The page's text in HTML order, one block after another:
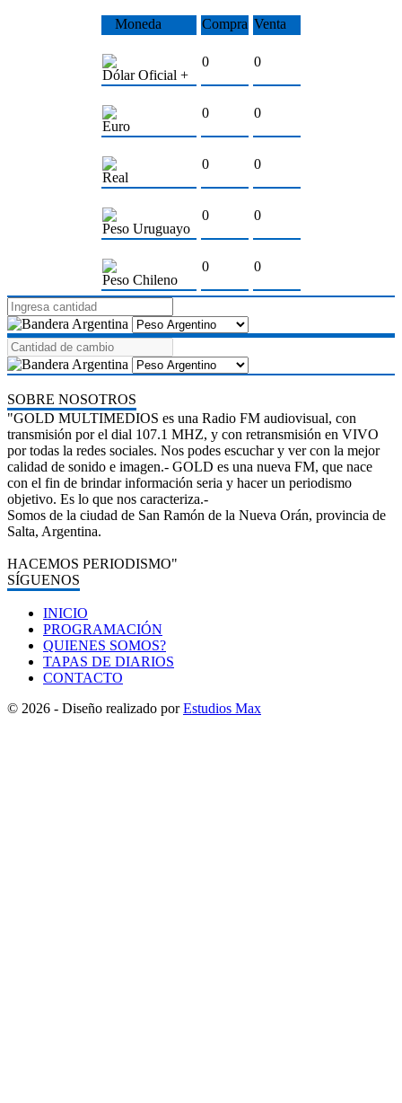
Moneda Compra Venta
Dólar Oficial +
0 0
Euro
0 0
Real
0 0
Peso Uruguayo
0 0
Peso Chileno
0 0
SOBRE NOSOTROS
"GOLD MULTIMEDIOS es una Radio FM audiovisual, con
transmisión por el dial 107.1 MHZ, y con retransmisión en VIVO
por todas la redes sociales. Nos podes escuchar y ver con la mejor
calidad de sonido e imagen.- GOLD es una nueva FM, que nace
con el fin de brindar información seria y hacer un periodismo
objetivo. Es lo que nos caracteriza.-
Somos de la ciudad de San Ramón de la Nueva Orán, provincia de
Salta, Argentina.
HACEMOS PERIODISMO"
SÍGUENOS
INICIO
PROGRAMACIÓN
QUIENES SOMOS?
TAPAS DE DIARIOS
CONTACTO
© 2026 - Diseño realizado porEstudios Max